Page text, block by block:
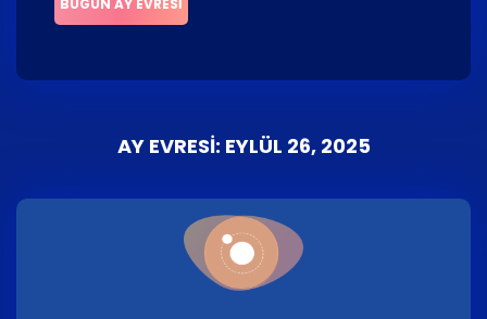
BUGÜN AY EVRESI
AY EVRESI: EYLÜL 26, 2025